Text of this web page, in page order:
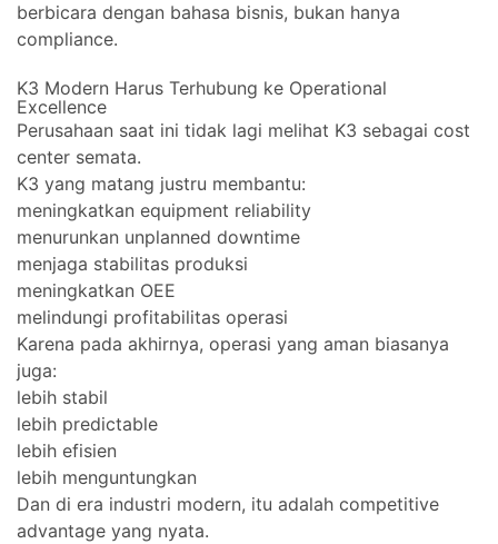
berbicara dengan bahasa bisnis, bukan hanya
compliance.
K3 Modern Harus Terhubung ke Operational
Excellence
Perusahaan saat ini tidak lagi melihat K3 sebagai cost
center semata.
K3 yang matang justru membantu:
meningkatkan equipment reliability
menurunkan unplanned downtime
menjaga stabilitas produksi
meningkatkan OEE
melindungi profitabilitas operasi
Karena pada akhirnya, operasi yang aman biasanya
juga:
lebih stabil
lebih predictable
lebih efisien
lebih menguntungkan
Dan di era industri modern, itu adalah competitive
advantage yang nyata.